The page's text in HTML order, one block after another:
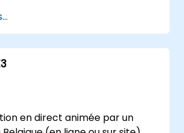
et d'attaques cybernétiques.
les capacités d'intégration
des solutions Fortinet
une réponse coordonnée
en direct animée par un